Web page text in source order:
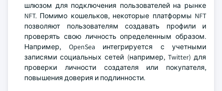
шлюзом для подключения пользователей на рынке
NFT. Помимо кошельков, некоторые платформы NFT
позволяют пользователям создавать профили и
проверять свою личность определенным образом.
Например, OpenSea интегрируется с учетными
записями социальных сетей (например, Twitter) для
проверки личности создателя или покупателя,
повышения доверия и подлинности.